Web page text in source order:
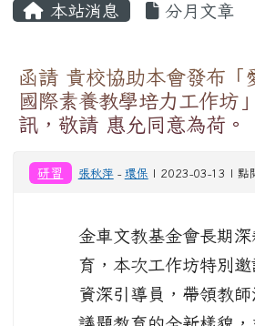
本站消息 分月文章
函請 貴校協助本會發布
國際素養教學培力工作坊
訊，敬請 惠允同意為荷。
研習 張秋萍- 環保 | 2023-03-13 | 點
金車文教基金會長期
育，本次工作坊特別
資深引導員，帶領教